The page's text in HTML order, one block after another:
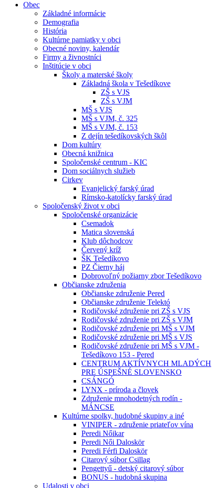
Obec
Základné informácie
Demografia
História
Kultúrne pamiatky v obci
Obecné noviny, kalendár
Firmy a živnostníci
Inštitúcie v obci
Školy a materské školy
Základná škola v Tešedíkove
ZŠ s VJS
ZŠ s VJM
MŠ s VJS
MŠ s VJM, č. 325
MŠ s VJM, č. 153
Z dejín tešedíkovských škôl
Dom kultúry
Obecná knižnica
Spoločenské centrum - KIC
Dom sociálnych služieb
Cirkev
Evanjelický farský úrad
Rímsko-katolícky farský úrad
Spoločenský život v obci
Spoločenské organizácie
Csemadok
Matica slovenská
Klub dôchodcov
Červený kríž
ŠK Tešedíkovo
PZ Čierny háj
Dobrovoľný požiarny zbor Tešedíkovo
Občianske združenia
Občianske združenie Pered
Občianske združenie Telektó
Rodičovské združenie pri ZŠ s VJS
Rodičovské združenie pri ZŠ s VJM
Rodičovské združenie pri MŠ s VJM
Rodičovské združenie pri MŠ s VJS
Rodičovské združenie pri MŠ s VJM -
Tešedíkovo 153 - Pered
CENTRUM AKTÍVNYCH MLADÝCH
PRE ÚSPEŠNÉ SLOVENSKO
CSÁNGÓ
LYNX - príroda a človek
Združenie mnohodetných rodín -
MÁNCSE
Kultúrne spolky, hudobné skupiny a iné
VINIPER - združenie priateľov vína
Peredi Nőikar
Peredi Női Daloskör
Peredi Férfi Daloskör
Citarový súbor Csillag
Pengettyű - detský citarový súbor
BONUS - hudobná skupina
Udalosti v obci